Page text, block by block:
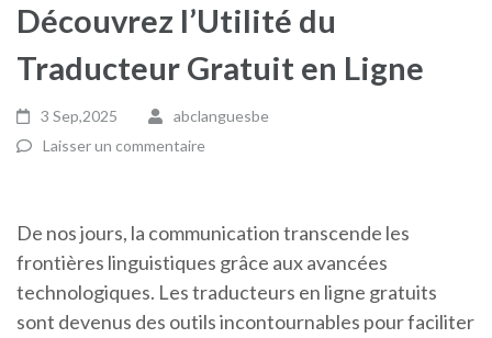
Découvrez l’Utilité du
Traducteur Gratuit en Ligne
3 Sep,2025
abclanguesbe
Laisser un commentaire
De nos jours, la communication transcende les
frontières linguistiques grâce aux avancées
technologiques. Les traducteurs en ligne gratuits
sont devenus des outils incontournables pour faciliter